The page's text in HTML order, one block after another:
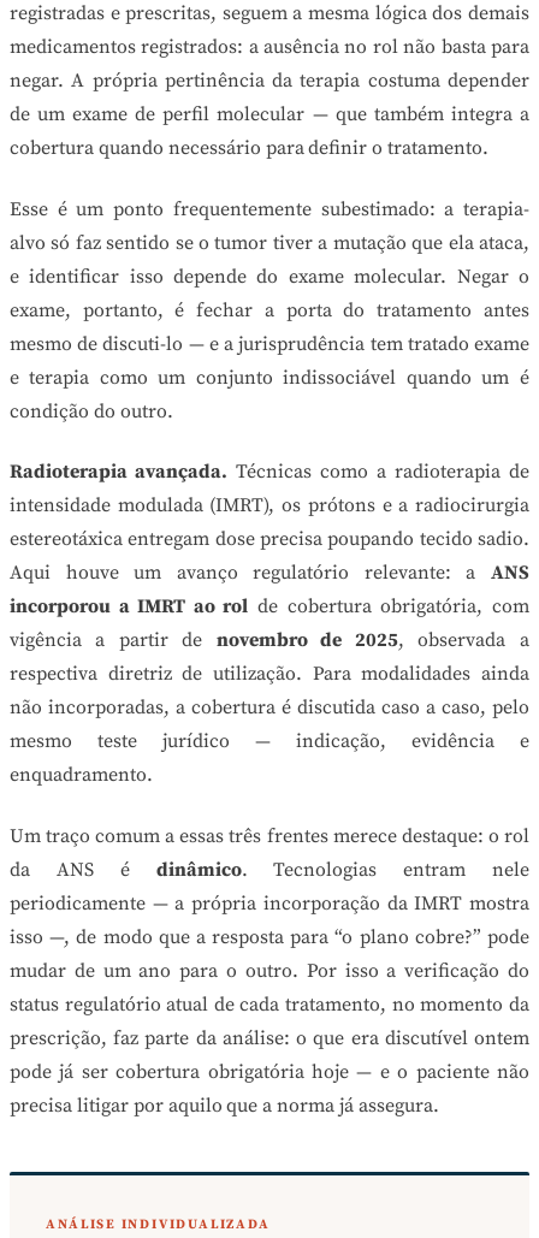
registradas e prescritas, seguem a mesma lógica dos demais
medicamentos registrados: a ausência no rol não basta para
negar. A própria pertinência da terapia costuma depender
de um exame de perfil molecular — que também integra a
cobertura quando necessário para definir o tratamento.
Esse é um ponto frequentemente subestimado: a terapia-
alvo só faz sentido se o tumor tiver a mutação que ela ataca,
e identificar isso depende do exame molecular. Negar o
exame, portanto, é fechar a porta do tratamento antes
mesmo de discuti-lo — e a jurisprudência tem tratado exame
e terapia como um conjunto indissociável quando um é
condição do outro.
Radioterapia avançada. Técnicas como a radioterapia de
intensidade modulada (IMRT), os prótons e a radiocirurgia
estereotáxica entregam dose precisa poupando tecido sadio.
Aqui houve um avanço regulatório relevante: a ANS
incorporou a IMRT ao rol de cobertura obrigatória, com
vigência a partir de novembro de 2025, observada a
respectiva diretriz de utilização. Para modalidades ainda
não incorporadas, a cobertura é discutida caso a caso, pelo
mesmo teste jurídico — indicação, evidência e
enquadramento.
Um traço comum a essas três frentes merece destaque: o rol
da ANS é dinâmico. Tecnologias entram nele
periodicamente — a própria incorporação da IMRT mostra
isso —, de modo que a resposta para “o plano cobre?” pode
mudar de um ano para o outro. Por isso a verificação do
status regulatório atual de cada tratamento, no momento da
prescrição, faz parte da análise: o que era discutível ontem
pode já ser cobertura obrigatória hoje — e o paciente não
precisa litigar por aquilo que a norma já assegura.
ANÁLISE INDIVIDUALIZADA